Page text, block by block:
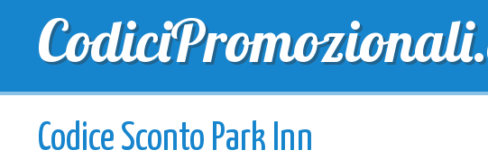
TOP SCONTI SCONTI ESCLUSIVI
Codice Sconto Park Inn